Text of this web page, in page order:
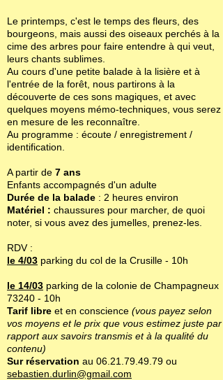
Le printemps, c'est le temps des fleurs, des
bourgeons, mais aussi des oiseaux perchés à la
cime des arbres pour faire entendre à qui veut,
leurs chants sublimes.
Au cours d'une petite balade à la lisière et à
l'entrée de la forêt, nous partirons à la
découverte de ces sons magiques, et avec
quelques moyens mémo-techniques, vous serez
en mesure de les reconnaître.
Au programme : écoute / enregistrement /
identification.
A partir de 7 ans
Enfants accompagnés d'un adulte
Durée de la balade : 2 heures environ
Matériel : chaussures pour marcher, de quoi
noter, si vous avez des jumelles, prenez-les.
RDV :
le 4/03 parking du col de la Crusille - 10h
le 14/03 parking de la colonie de Champagneux
73240 - 10h
Tarif libre et en conscience (vous payez selon
vos moyens et le prix que vous estimez juste par
rapport aux savoirs transmis et à la qualité du
contenu)
Sur réservation au 06.21.79.49.79 ou
sebastien.durlin@gmail.com